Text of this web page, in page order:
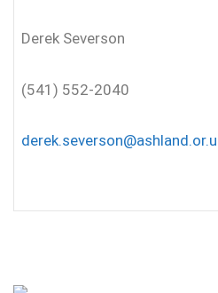
Derek Severson
(541) 552-2040